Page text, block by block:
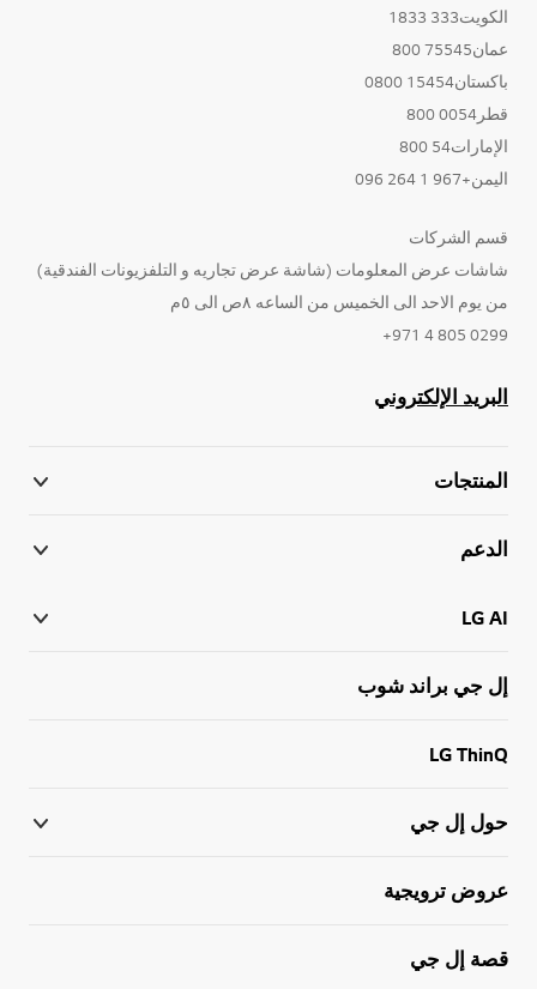
الكويت333 1833
عمان75545 800
باكستان15454 0800
قطر0054 800
الإمارات54 800
اليمن+967 1 264 096
قسم الشركات
شاشات عرض المعلومات (شاشة عرض تجاريه و التلفزيونات الفندقية)
من يوم الاحد الى الخميس من الساعه ٨ص الى ٥م
0299 805 4 971+
البريد الإلكتروني
المنتجات
الدعم
LG AI
إل جي براند شوب
LG ThinQ
حول إل جي
عروض ترويجية
قصة إل جي